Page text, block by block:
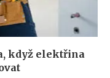
když elektřina